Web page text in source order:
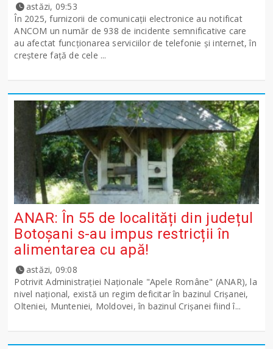
astăzi, 09:53
În 2025, furnizorii de comunicații electronice au notificat
ANCOM un număr de 938 de incidente semnificative care
au afectat funcționarea serviciilor de telefonie și internet, în
creștere față de cele ...
ANAR: În 55 de localități din județul
Botoșani s-au impus restricții în
alimentarea cu apă!
astăzi, 09:08
Potrivit Administraţiei Naţionale "Apele Române" (ANAR), la
nivel naţional, există un regim deficitar în bazinul Crişanei,
Olteniei, Munteniei, Moldovei, în bazinul Crişanei fiind î...